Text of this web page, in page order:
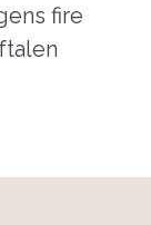
fire